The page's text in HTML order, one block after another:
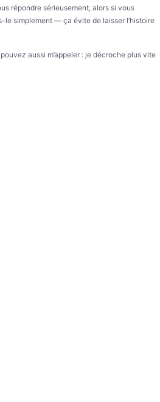
répondre sérieusement, alors si vous
le simplement — ça évite de laisser l’histoire
aussi m’appeler : je décroche plus vite